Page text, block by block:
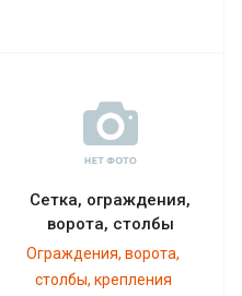
Сетка, ограждения,
ворота, столбы
Ограждения, ворота,
столбы, крепления